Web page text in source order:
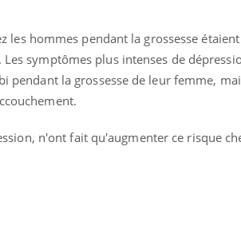
les hommes pendant la grossesse étaient
symptômes plus intenses de
pendant la grossesse de leur femme,
n'ont fait qu'augmenter ce risque